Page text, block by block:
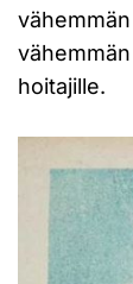
hoitajille.